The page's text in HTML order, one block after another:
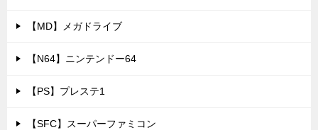
【MD】メガドライブ
【N64】ニンテンドー64
【PS】プレステ1
【SFC】スーパーファミコン